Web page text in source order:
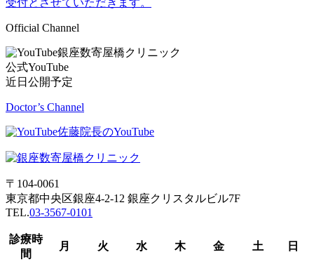
受付とさせていただきます。
Official Channel
銀座数寄屋橋クリニック
公式YouTube
近日公開予定
Doctor’s Channel
佐藤院長のYouTube
〒104-0061
東京都中央区銀座4-2-12 銀座クリスタルビル7F
TEL.03-3567-0101
診療時
間
月 火 水 木 金 土 日